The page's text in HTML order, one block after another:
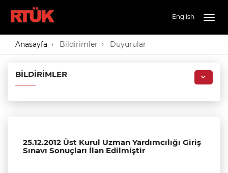
English
Anasayfa Bildirimler Duyurular
BILDIRIMLER
25.12.2012 Üst Kurul Uzman Yardımcılığı Giriş
Sınavı Sonuçları İlan Edilmiştir